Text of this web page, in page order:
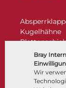
Bray
Wir
Kugelhähne
Antriebe |
Steuer- und